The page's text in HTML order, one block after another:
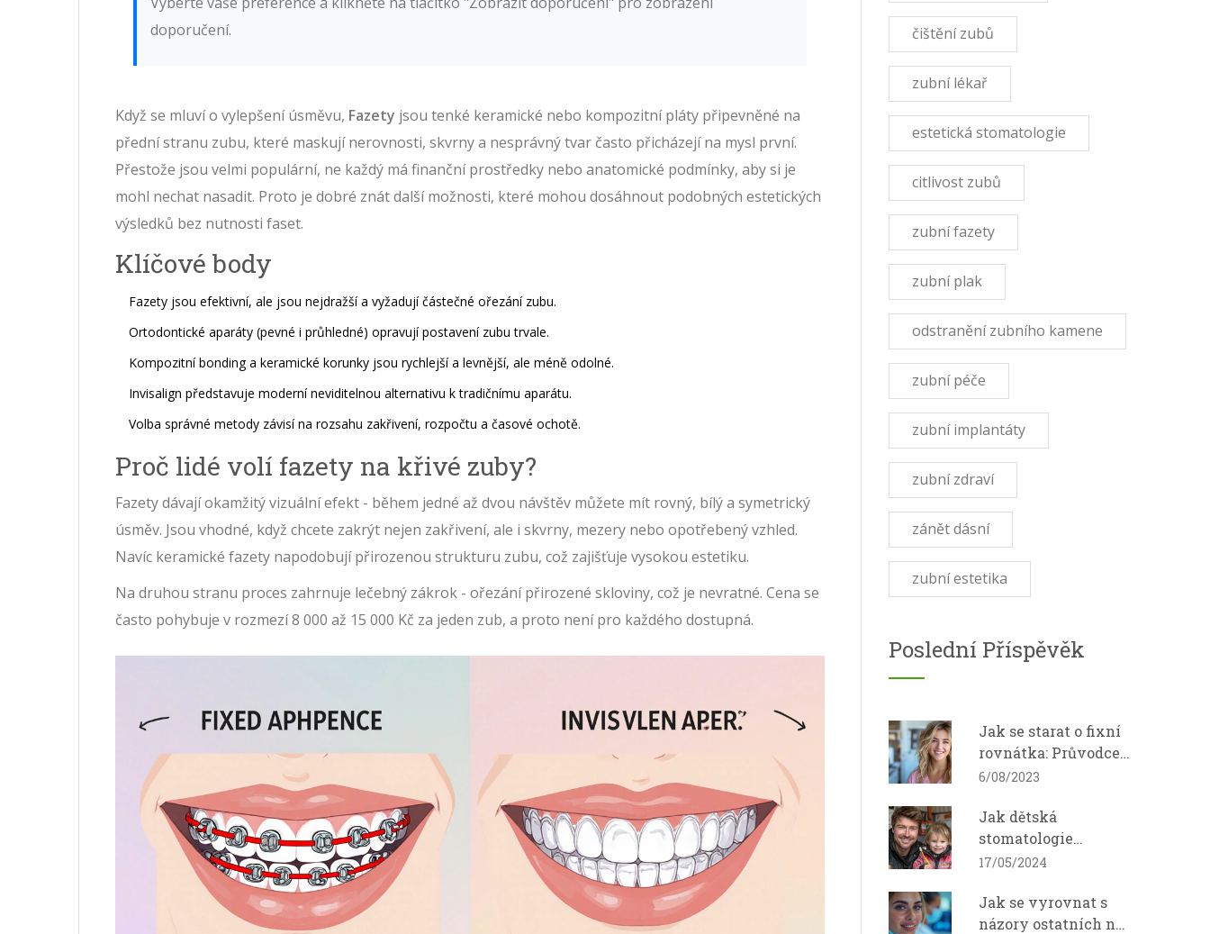
doporučení.
Když se mluví o vylepšení úsměvu, Fazety jsou tenké keramické nebo kompozitní pláty připevněné na
přední stranu zubu, které maskují nerovnosti, skvrny a nesprávný tvar často přicházejí na mysl první.
Přestože jsou velmi populární, ne každý má finanční prostředky nebo anatomické podmínky, aby si je
mohl nechat nasadit. Proto je dobré znát další možnosti, které mohou dosáhnout podobných estetických
výsledků bez nutnosti faset.
Klíčové body
Fazety jsou efektivní, ale jsou nejdražší a vyžadují částečné ořezání zubu.
Ortodontické aparáty (pevné i průhledné) opravují postavení zubu trvale.
Kompozitní bonding a keramické korunky jsou rychlejší a levnější, ale méně odolné.
Invisalign představuje moderní neviditelnou alternativu k tradičnímu aparátu.
Volba správné metody závisí na rozsahu zakřivení, rozpočtu a časové ochotě.
Proč lidé volí fazety na křivé zuby?
Fazety dávají okamžitý vizuální efekt - během jedné až dvou návštěv můžete mít rovný, bílý a symetrický
úsměv. Jsou vhodné, když chcete zakrýt nejen zakřivení, ale i skvrny, mezery nebo opotřebený vzhled.
Navíc keramické fazety napodobují přirozenou strukturu zubu, což zajišťuje vysokou estetiku.
Na druhou stranu proces zahrnuje lečebný zákrok - ořezání přirozené skloviny, což je nevratné. Cena se
často pohybuje v rozmezí 8 000 až 15 000 Kč za jeden zub, a proto není pro každého dostupná.
čištění zubů
zubní lékař
estetická stomatologie
citlivost zubů
zubní fazety
zubní plak
odstranění zubního kamene
zubní péče
zubní implantáty
zubní zdraví
zánět dásní
zubní estetika
Poslední Příspěvěk
Jak se starat o fixní
rovnátka: Průvodce
pro začátečníky
6/08/2023
Jak dětská
stomatologie
přispívá k budování
dětí
17/05/2024
Jak se vyrovnat s
názory ostatních na